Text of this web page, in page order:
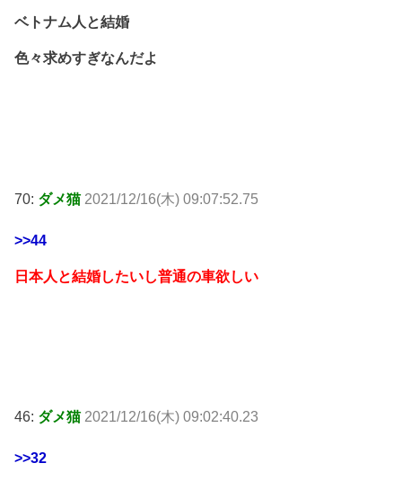
ベトナム人と結婚
色々求めすぎなんだよ
70: ダメ猫 2021/12/16(木) 09:07:52.75
>>44
日本人と結婚したいし普通の車欲しい
46: ダメ猫 2021/12/16(木) 09:02:40.23
>>32